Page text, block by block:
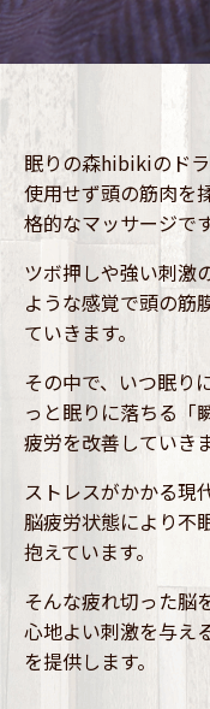
眠りの森hibikiのドラ
使用せず頭の筋肉を
格的なマッサージです
ツボ押しや強い刺激
ような感覚で頭の筋
ていきます。
その中で、いつ眠り
っと眠りに落ちる
疲労を改善していきま
ストレスがかかる現
脳疲労状態により不
抱えています。
そんな疲れ切った脳
心地よい刺激を与え
を提供します。